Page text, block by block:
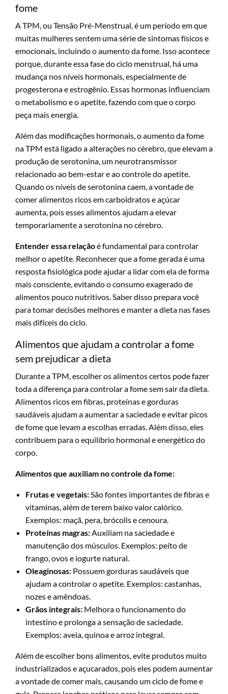
fome
A TPM, ou Tensão Pré-Menstrual, é um período em que
muitas mulheres sentem uma série de sintomas físicos e
emocionais, incluindo o aumento da fome. Isso acontece
porque, durante essa fase do ciclo menstrual, há uma
mudança nos níveis hormonais, especialmente de
progesterona e estrogênio. Essas hormonas influenciam
o metabolismo e o apetite, fazendo com que o corpo
peça mais energia.
Além das modificações hormonais, o aumento da fome
na TPM está ligado a alterações no cérebro, que elevam a
produção de serotonina, um neurotransmissor
relacionado ao bem-estar e ao controle do apetite.
Quando os níveis de serotonina caem, a vontade de
comer alimentos ricos em carboidratos e açúcar
aumenta, pois esses alimentos ajudam a elevar
temporariamente a serotonina no cérebro.
Entender essa relaçãoé fundamental para controlar
melhor o apetite. Reconhecer que a fome gerada é uma
resposta fisiológica pode ajudar a lidar com ela de forma
mais consciente, evitando o consumo exagerado de
alimentos pouco nutritivos. Saber disso prepara você
para tomar decisões melhores e manter a dieta nas fases
mais difíceis do ciclo.
Alimentos que ajudam a controlar a fome
sem prejudicar a dieta
Durante a TPM, escolher os alimentos certos pode fazer
toda a diferença para controlar a fome sem sair da dieta.
Alimentos ricos em fibras, proteínas e gorduras
saudáveis ajudam a aumentar a saciedade e evitar picos
de fome que levam a escolhas erradas. Além disso, eles
contribuem para o equilíbrio hormonal e energético do
corpo.
Alimentos que auxiliam no controle da fome:
Frutas e vegetais: São fontes importantes de fibras e
vitaminas, além de terem baixo valor calórico.
Exemplos: maçã, pera, brócolis e cenoura.
Proteínas magras: Auxiliam na saciedade e
manutenção dos músculos. Exemplos: peito de
frango, ovos e iogurte natural.
Oleaginosas: Possuem gorduras saudáveis que
ajudam a controlar o apetite. Exemplos: castanhas,
nozes e amêndoas.
Grãos integrais: Melhora o funcionamento do
intestino e prolonga a sensação de saciedade.
Exemplos: aveia, quinoa e arroz integral.
Além de escolher bons alimentos, evite produtos muito
industrializados e açucarados, pois eles podem aumentar
a vontade de comer mais, causando um ciclo de fome e